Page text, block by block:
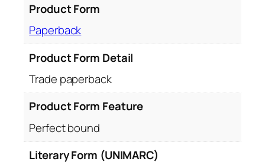
Product Form
Paperback
Product Form Detail
Trade paperback
Product Form Feature
Perfect bound
Literary Form (UNIMARC)